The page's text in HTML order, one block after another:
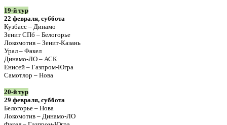
19-й тур
22 февраля, суббота
Кузбасс – Динамо
Зенит СПб – Белогорье
Локомотив – Зенит-Казань
Урал – Факел
Динамо-ЛО – АСК
Енисей – Газпром-Югра
Самотлор – Нова
20-й тур
29 февраля, суббота
Белогорье – Нова
Локомотив – Динамо-ЛО